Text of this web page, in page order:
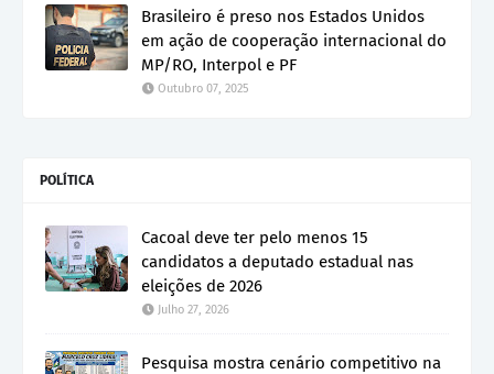
Brasileiro é preso nos Estados Unidos
em ação de cooperação internacional do
MP/RO, Interpol e PF
Outubro 07, 2025
POLÍTICA
Cacoal deve ter pelo menos 15
candidatos a deputado estadual nas
eleições de 2026
Julho 27, 2026
Pesquisa mostra cenário competitivo na